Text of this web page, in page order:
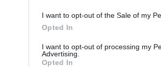
I want to opt-out of the Sale of my
Opted In
I want to opt-out of processing my
Advertising.
Opted In